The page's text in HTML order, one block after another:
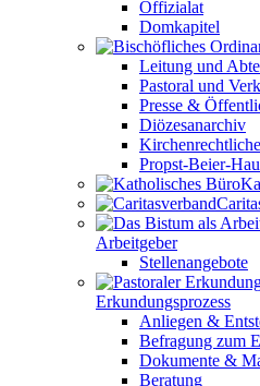
Offizialat
Domkapitel
Leitung und
Pastoral und
Presse &
Diözesanarchiv
Propst-Beier-
Arbeitgeber
Stellenangebote
Erkundungsprozess
Anliegen &
Befragung zum
Dokumente &
Beratung